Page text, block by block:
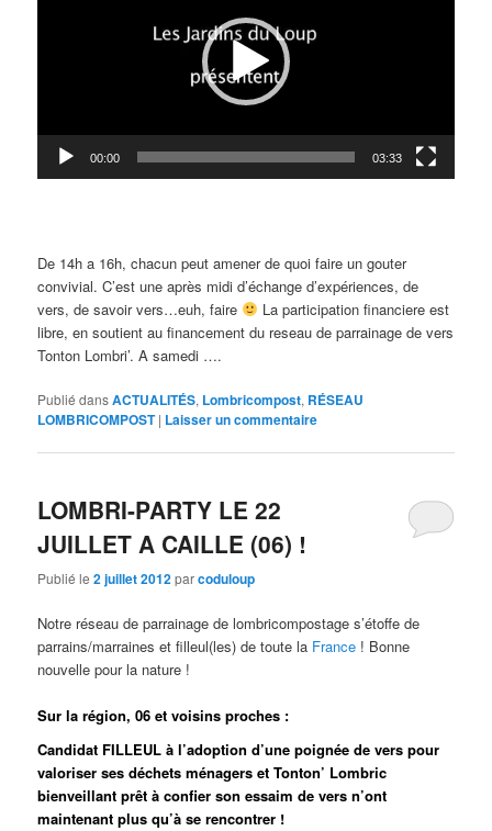
00:00 03:33
De 14h a 16h, chacun peut amener de quoi faire un gouter
convivial. C’est une après midi d’échange d’expériences, de
vers, de savoir vers…euh, faire
La participation financiere est
libre, en soutient au financement du reseau de parrainage de vers
Tonton Lombri’. A samedi ….
Publié dansACTUALITÉS, Lombricompost, RÉSEAU
LOMBRICOMPOST | Laisser un commentaire
LOMBRI-PARTY LE 22
JUILLET A CAILLE (06) !
Publié le2 juillet 2012parcoduloup
Notre réseau de parrainage de lombricompostage s’étoffe de
parrains/marraines et filleul(les) de toute la France ! Bonne
nouvelle pour la nature !
Sur la région, 06 et voisins proches :
Candidat FILLEUL à l’adoption d’une poignée de vers pour
valoriser ses déchets ménagers et Tonton’ Lombric
bienveillant prêt à confier son essaim de vers n’ont
maintenant plus qu’à se rencontrer !